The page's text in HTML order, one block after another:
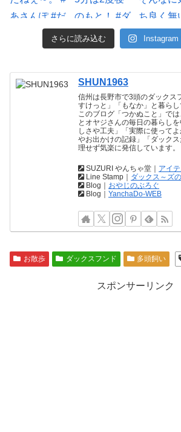
さらに読み込む
SHUN1963
信州は長野市で3頭のダックス
すけっと」「もなか」と暮らし
このブログ「つかぬこと」で
とオヤジさんの毎日の暮らし
しさや工夫」「実際に使って
やお出かけの記録」「ダック
理せず気楽に発信しています。
SUZURI やんちゃ堂｜ アイ
Line Stamp｜ ダックス～ズ
Blog｜ おやじのぶろぐ
Blog｜ YanchaDo-WEB
お散歩 ダックスフンド 多頭飼い
スポンサーリンク